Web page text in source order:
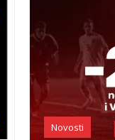
Novosti